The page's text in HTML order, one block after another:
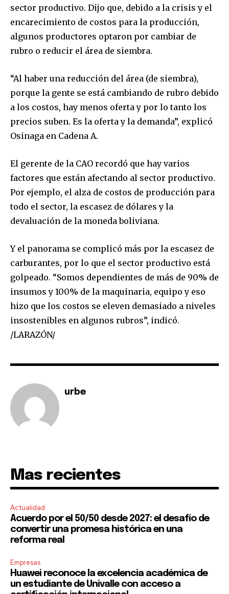
Join our community of
conversation.
To subscribe, simply enter your email address on our website
or click the subscribe button below. Don't worry, we respect
your privacy and won't spam your inbox. Your information is
safe with us.
I've read and accept the
sector productivo. Dijo que, debido a la crisis y el
encarecimiento de costos para la producción,
algunos productores optaron por cambiar de
rubro o reducir el área de siembra.
“Al haber una reducción del área (de siembra),
porque la gente se está cambiando de rubro debido
a los costos, hay menos oferta y por lo tanto los
precios suben. Es la oferta y la demanda”, explicó
Osinaga en Cadena A.
El gerente de la CAO recordó que hay varios
factores que están afectando al sector productivo.
Por ejemplo, el alza de costos de producción para
todo el sector, la escasez de dólares y la
devaluación de la moneda boliviana.
Y el panorama se complicó más por la escasez de
carburantes, por lo que el sector productivo está
golpeado. “Somos dependientes de más de 90% de
insumos y 100% de la maquinaria, equipo y eso
hizo que los costos se eleven demasiado a niveles
insostenibles en algunos rubros”, indicó.
/LARAZÓN/
urbe
Mas recientes
Actualidad
Acuerdo por el 50/50 desde 2027: el desafío de
convertir una promesa histórica en una
reforma real
Empresas
Huawei reconoce la excelencia académica de
un estudiante de Univalle con acceso a